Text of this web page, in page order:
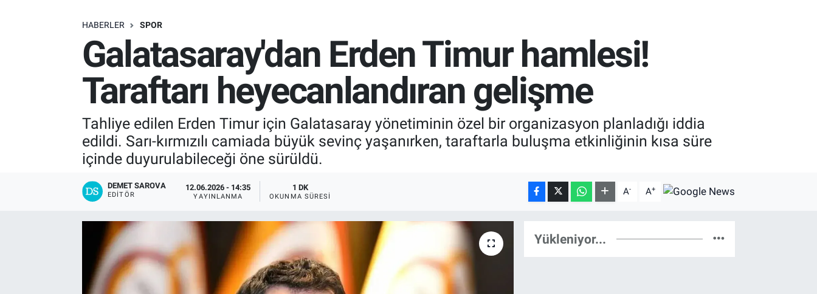
HABERLER SPOR
Galatasaray'dan Erden Timur hamlesi!
Taraftarı heyecanlandıran gelişme
Tahliye edilen Erden Timur için Galatasaray yönetiminin özel bir organizasyon planladığı iddia
edildi. Sarı-kırmızılı camiada büyük sevinç yaşanırken, taraftarla buluşma etkinliğinin kısa süre
içinde duyurulabileceği öne sürüldü.
DEMET SAROVA
EDITÖR
12.06.2026 - 14:35
YAYINLANMA
1 DK
OKUNMA SÜRESI A- A+
Yükleniyor...
ÖZEL HABER
RESMİ İLANLAR